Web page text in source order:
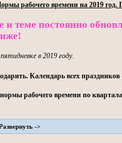
рабочего времени на 2019
теме постоянно
в 2019 году.
Календарь всех
рабочего времени по
->